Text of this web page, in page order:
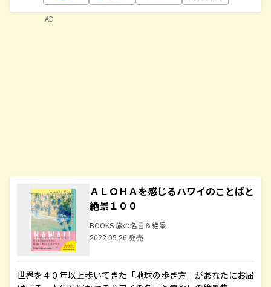
ＡＬＯＨＡを感じるハワイのことばと
絶景１００
BOOKS 旅の名言＆絶景
2022.05.26 発売
世界を４０年以上歩いてきた「地球の歩き方」があなたにお届
AD